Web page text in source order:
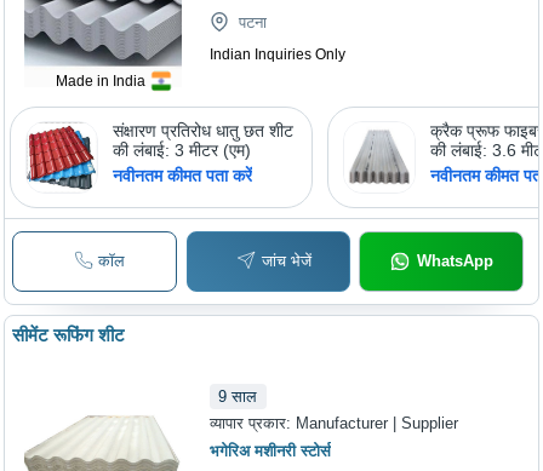
Made in India
पटना
Indian Inquiries Only
संक्षारण प्रतिरोध धातु छत शीट
की लंबाई: 3 मीटर (एम)
नवीनतम कीमत पता करें
क्रैक प्रूफ
की लंबाई: 3.6
नवीनतम कीमत
कॉल जांच भेजें WhatsApp
सीमेंट रूफिंग शीट
9 साल
व्यापार प्रकार: Manufacturer | Supplier
भगेरिअ मशीनरी स्टोर्स